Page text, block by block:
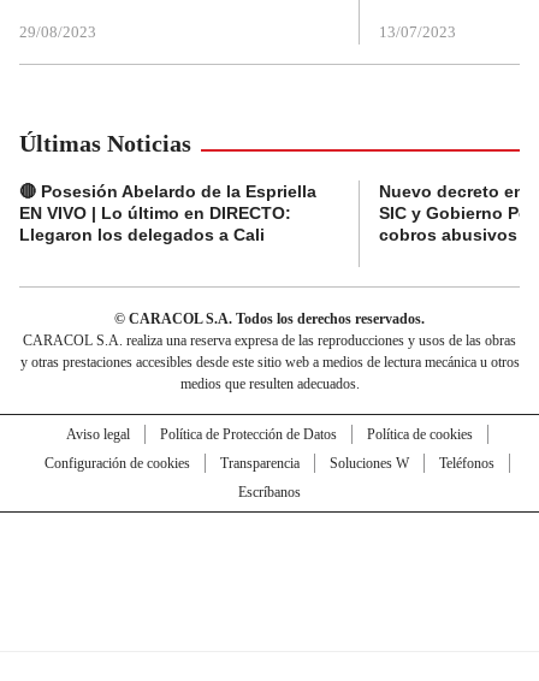
29/08/2023 13/07/2023
Últimas Noticias
🔴 Posesión Abelardo de la Espriella
EN VIVO | Lo último en DIRECTO:
Llegaron los delegados a Cali
Nuevo decreto en
SIC y Gobierno
cobros abusivos y
© CARACOL S.A. Todos los derechos reservados.
CARACOL S.A. realiza una reserva expresa de las reproducciones y usos de las obras
y otras prestaciones accesibles desde este sitio web a medios de lectura mecánica u otros
medios que resulten adecuados.
Aviso legal Política de Protección de Datos
Política de cookies
Configuración de cookies
Transparencia Soluciones W
Teléfonos
Escríbanos